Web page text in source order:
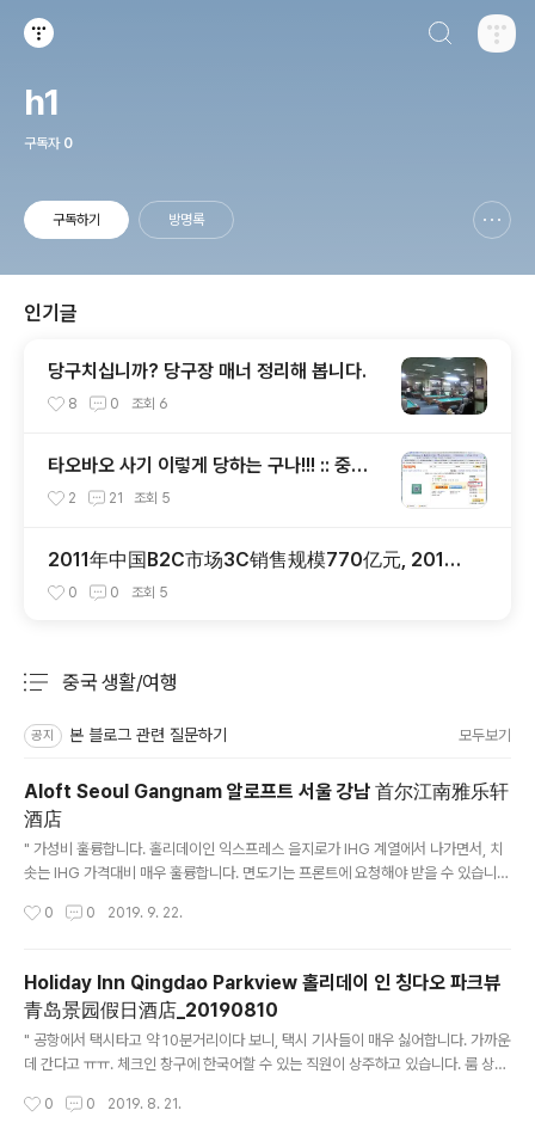
h1
구독자 0
구독하기 방명록
인기글
당구치십니까? 당구장 매너 정리해 봅니다.
8 0 조회 6
타오바오 사기 이렇게 당하는 구나!!! :: 중국
사이버수사대 사건 접수 방법 안내 포함
2 21 조회 5
2011年中国B2C市场3C销售规模770亿元, 2011
년 3C 제품 중국 B2C 쇼핑몰 시작 규모 770억위엔 ::
0 0 조회 5
중국 생활/여행
공지 본 블로그 관련 질문하기 모두보기
Aloft Seoul Gangnam 알로프트 서울 강남 首尔江南雅乐轩
酒店
" 가성비 훌륭합니다. 홀리데이인 익스프레스 을지로가 IHG 계열에서 나가면서, 치
솟는 IHG 가격대비 매우 훌륭합니다. 면도기는 프론트에 요청해야 받을 수 있습니
0 0 2019. 9. 22.
Holiday Inn Qingdao Parkview 홀리데이 인 칭다오 파크뷰
青岛景园假日酒店_20190810
" 공항에서 택시타고 약 10분거리이다 보니, 택시 기사들이 매우 싫어합니다. 가까운
데 간다고 ㅠㅠ. 체크인 창구에 한국어할 수 있는 직원이 상주하고 있습니다. 룸 상태
한국 반찬이 있습니다. "
0 0 2019. 8. 21.